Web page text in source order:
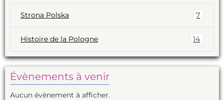
Strona Polska 7
Histoire de la Pologne 14
Évènements à venir
Aucun évènement à afficher.